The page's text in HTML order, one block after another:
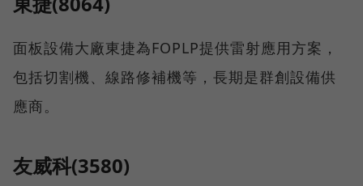
面板設備大廠東捷為FOPLP提供雷射應用方案，
包括切割機、線路修補機等，長期是群創設備供
應商。
友威科(3580)